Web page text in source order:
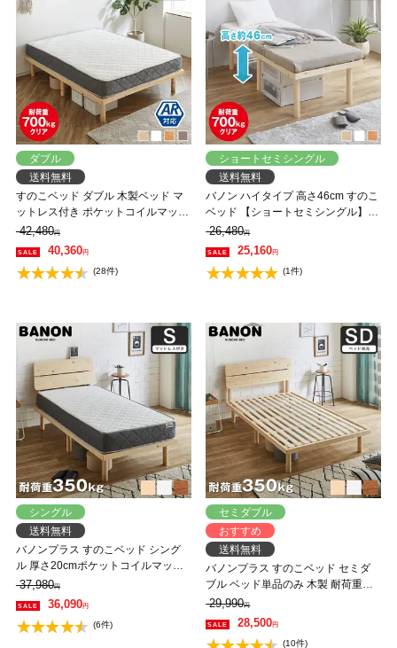
ダブル
送料無料
すのこベッド ダブル 木製ベッド マ
ットレス付き ポケットコイルマット
レス ふつう 組立簡単 ヘッドレス 一
人暮らし 北欧 低ホルムアルデヒド
バノン【AR】 【大型家具配送】
42,480円
40,360円
(28件)
ショートセミシングル
送料無料
バノン ハイタイプ 高さ46cm すのこ
ベッド 【ショートセミシングル】
長さ180cm 木製 三つ折りウレタン
マットレス付き 耐荷重350kg 組立簡
単 低ホルムアルデヒド
26,480円
25,160円
(1件)
シングル
送料無料
バノンプラス すのこベッド シング
ル 厚さ20cmポケットコイルマット
レスセット 木製 耐荷重350kg 組立
簡単 棚付き コンセント 高さ4段階
【大型家具配送】
37,980円
36,090円
(6件)
セミダブル
おすすめ
送料無料
バノンプラス すのこベッド セミダ
ブル ベッド単品のみ 木製 耐荷重
350kg 組立簡単 棚付き コンセント
高さ4段階 【大型家具配送】
29,990円
28,500円
(10件)